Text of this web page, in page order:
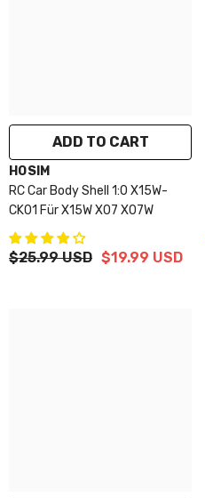
ADD TO CART
VENDOR:
HOSIM
RC Car Body Shell 1:0 X15W-
CK01 Für X15W X07 X07W
$25.99 USD $19.99 USD